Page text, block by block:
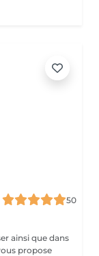
50
ainsi que dans
propose